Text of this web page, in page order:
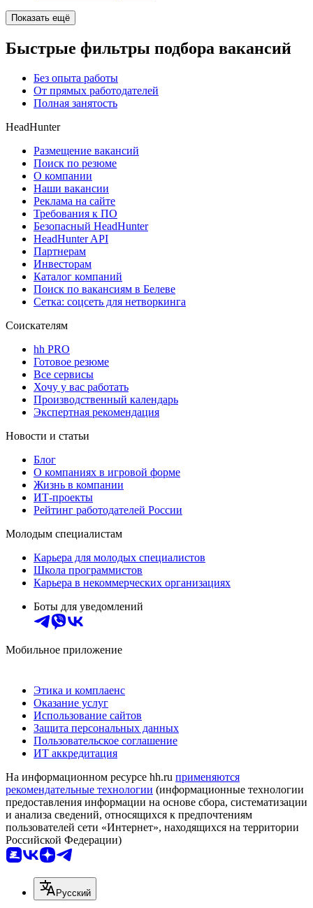
Показать ещё
Быстрые фильтры подбора вакансий
Без опыта работы
От прямых работодателей
Полная занятость
HeadHunter
Размещение вакансий
Поиск по резюме
О компании
Наши вакансии
Реклама на сайте
Требования к ПО
Безопасный HeadHunter
HeadHunter API
Партнерам
Инвесторам
Каталог компаний
Поиск по вакансиям в Белеве
Сетка: соцсеть для нетворкинга
Соискателям
hh PRO
Готовое резюме
Все сервисы
Хочу у вас работать
Производственный календарь
Экспертная рекомендация
Новости и статьи
Блог
О компаниях в игровой форме
Жизнь в компании
ИТ-проекты
Рейтинг работодателей России
Молодым специалистам
Карьера для молодых специалистов
Школа программистов
Карьера в некоммерческих организациях
Боты для уведомлений
Мобильное приложение
Этика и комплаенс
Оказание услуг
Использование сайтов
Защита персональных данных
Пользовательское соглашение
ИТ аккредитация
На информационном ресурсе hh.ru применяются
рекомендательные технологии (информационные технологии
предоставления информации на основе сбора, систематизации
и анализа сведений, относящихся к предпочтениям
пользователей сети «Интернет», находящихся на территории
Российской Федерации)
Русский